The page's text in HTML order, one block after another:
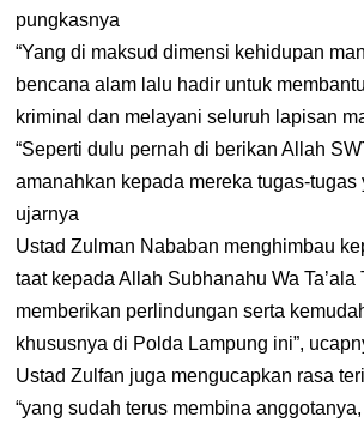
pungkasnya
“Yang di maksud dimensi kehidupan
bencana alam lalu hadir untuk
kriminal dan melayani seluruh lapisan
“Seperti dulu pernah di berikan Allah
amanahkan kepada mereka tugas-
ujarnya
Ustad Zulman Nababan menghimbau
taat kepada Allah Subhanahu Wa
memberikan perlindungan serta
khususnya di Polda Lampung ini”,
Ustad Zulfan juga mengucapkan rasa
“yang sudah terus membina